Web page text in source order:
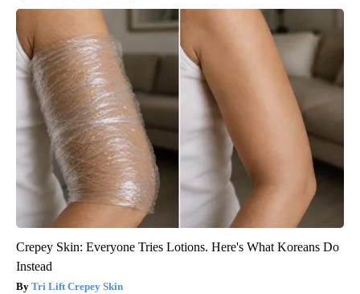
Crepey Skin: Everyone Tries Lotions. Here's What Koreans Do
Instead
Tri Lift Crepey Skin